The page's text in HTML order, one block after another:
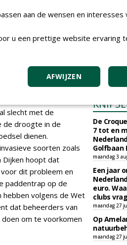
voor. Ze zijn gek op
goed kunnen
in een
dan wordt de
impact die het
kan natuurlijk ook een
slecht met de
de droogte in de
dienen.
soorten zoals
Dijken hoopt dat
dit probleem en
paddentrap op de
hebben volgens de Wet
dat beheerders van
om te voorkomen
vrijdag 6
De
7 tot en
Golfbaan
maandag 3
Een jaar
euro.
clubs
maandag 27
Op
maandag 27
aan de wensen en interesses
u een prettige website ervaring
AFWIJZEN